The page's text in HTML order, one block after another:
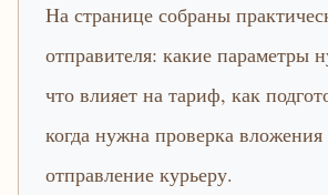
На странице собраны
отправителя: какие параметры
что влияет на тариф, как
когда нужна проверка вложения
отправление курьеру.